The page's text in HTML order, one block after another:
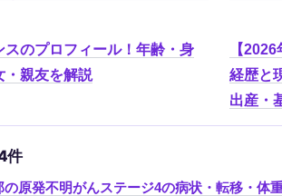
スのプロフィール！年齢・身
・親友を解説
【
経歴と
出産・
件
の原発不明がんステージ4の病状・転移・体